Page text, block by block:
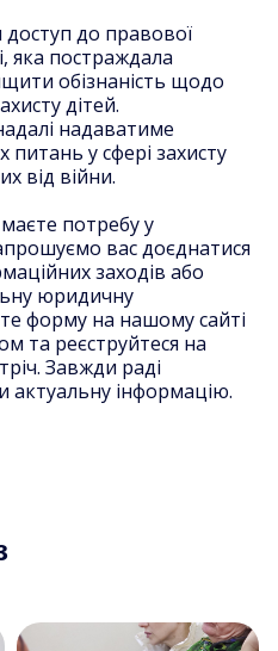
до правової
яка постраждала
обізнаність щодо
дітей.
надаватиме
питань у сфері захисту
від війни.
потребу у
вас доєднатися
заходів або
юридичну
форму на нашому сайті
та реєструйтеся на
Завжди раді
актуальну інформацію.